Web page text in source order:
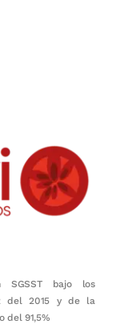
SGSST bajo los
del 2015 y de la
del 91,5%